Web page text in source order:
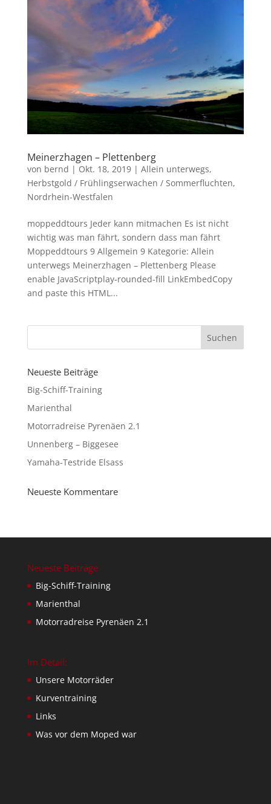
Meinerzhagen – Plettenberg
von bernd | Okt. 18, 2019| Allein unterwegs,
Herbstgold / Frühlingserwachen / Sommerfluchten,
Nordrhein-Westfalen
moppeddtours Jeder kann mitmachen Es ist nicht
wichtig was man fährt, sondern dass man fährt
Moppeddtours 9 Allgemein 9 Kategorie: Allein
unterwegs Meinerzhagen – Plettenberg Please
enable JavaScriptplay-rounded-fill LinkEmbedCopy
and paste this HTML...
Neueste Beiträge
Big-Schiff-Training
Marienthal
Motorradreise Pyrenäen 2.1
Unnenberg – Biggesee
Yamaha-Testride Elsass
Neueste Kommentare
Neueste Beiträge
Big-Schiff-Training
Marienthal
Motorradreise Pyrenäen 2.1
Im Detail:
Unsere Motorräder
Kurventraining
Links
Was vor dem Moped war